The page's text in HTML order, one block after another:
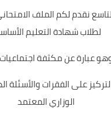
نقدم لكم الملف
لطلاب شهادة التعليم
عبارة عن مكثفة
على الفقرات
الوزاري المعتمد